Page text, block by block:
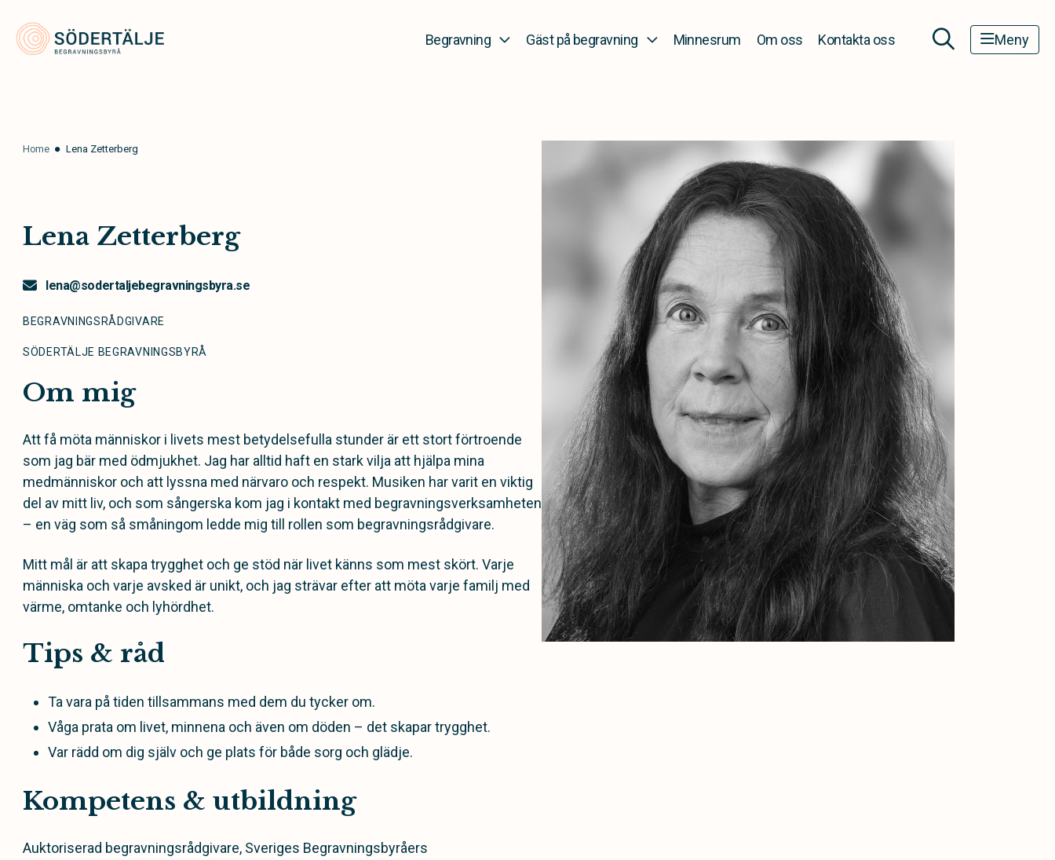
Södertälje Begravningsbyrå Begravning Gäst på begravning Minnesrum Om oss Kontakta oss Meny
Home Lena Zetterberg
Lena Zetterberg
lena@sodertaljebegravningsbyra.se
BEGRAVNINGSRÅDGIVARE
SÖDERTÄLJE BEGRAVNINGSBYRÅ
Om mig
Att få möta människor i livets mest betydelsefulla stunder är ett stort förtroende
som jag bär med ödmjukhet. Jag har alltid haft en stark vilja att hjälpa mina
medmänniskor och att lyssna med närvaro och respekt. Musiken har varit en viktig
del av mitt liv, och som sångerska kom jag i kontakt med begravningsverksamheten
– en väg som så småningom ledde mig till rollen som begravningsrådgivare.
Mitt mål är att skapa trygghet och ge stöd när livet känns som mest skört. Varje
människa och varje avsked är unikt, och jag strävar efter att möta varje familj med
värme, omtanke och lyhördhet.
Tips & råd
Ta vara på tiden tillsammans med dem du tycker om.
Våga prata om livet, minnena och även om döden – det skapar trygghet.
Var rädd om dig själv och ge plats för både sorg och glädje.
Kompetens & utbildning
Auktoriserad begravningsrådgivare, Sveriges Begravningsbyråers